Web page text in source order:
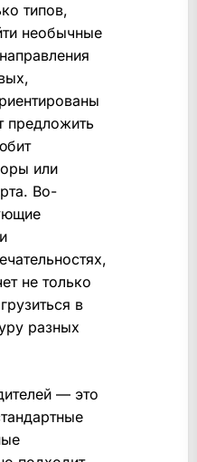
типов,
необычные
предложить
или
Во-
не только
в
разных
— это